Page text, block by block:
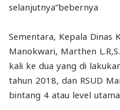
selanjutnya”bebernya
Sementara, Kepala Dinas
Manokwari, Marthen
kali ke dua yang di
tahun 2018, dan RSUD
bintang 4 atau level